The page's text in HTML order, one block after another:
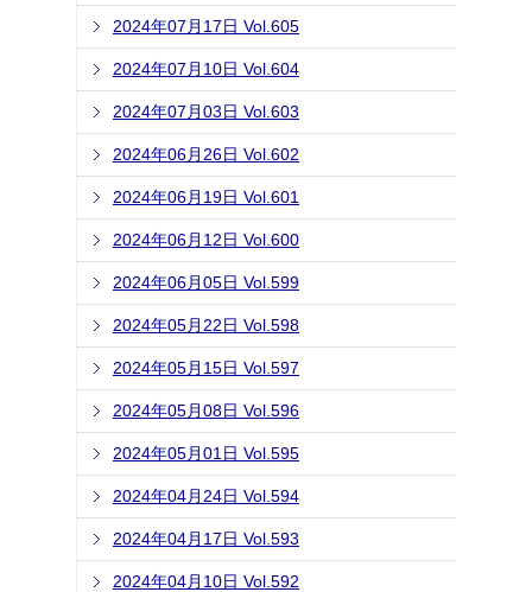
2024年07月17日 Vol.605
2024年07月10日 Vol.604
2024年07月03日 Vol.603
2024年06月26日 Vol.602
2024年06月19日 Vol.601
2024年06月12日 Vol.600
2024年06月05日 Vol.599
2024年05月22日 Vol.598
2024年05月15日 Vol.597
2024年05月08日 Vol.596
2024年05月01日 Vol.595
2024年04月24日 Vol.594
2024年04月17日 Vol.593
2024年04月10日 Vol.592